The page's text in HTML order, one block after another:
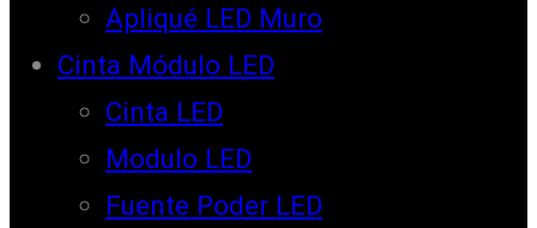
Apliqué LED Muro
Cinta Módulo LED
Cinta LED
Modulo LED
Fuente Poder LED